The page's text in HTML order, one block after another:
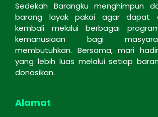
Sedekah Barangku menghimpun
barang layak pakai agar dapat
kembali melalui berbagai
kemanusiaan bagi
membutuhkan. Bersama, mari
yang lebih luas melalui setiap
donasikan.
Alamat